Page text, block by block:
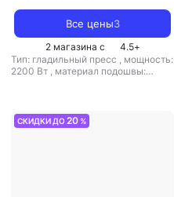
Все цены3
2 магазина с 4.5+
Тип: гладильный пресс , мощность:
2200 Вт , материал подошвы:
СКИДКИ ДО20 %